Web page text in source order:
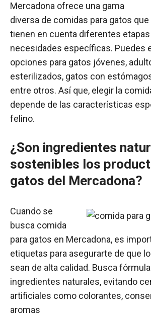
Mercadona ofrece una gama
diversa de comidas para gatos que
tienen en cuenta diferentes etapas
necesidades específicas. Puedes
opciones para gatos jóvenes,
esterilizados, gatos con
entre otros. Así que, elegir la
depende de las características
felino.
¿Son ingredientes
sostenibles los
gatos del Mercadona?
Cuando se
busca comida
para gatos en Mercadona, es
etiquetas para asegurarte de que
sean de alta calidad. Busca
ingredientes naturales, evitando
artificiales como colorantes,
aromas